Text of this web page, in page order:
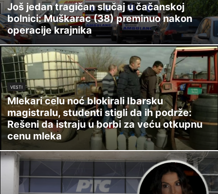
Još jedan tragičan slučaj u čačanskoj
bolnici: Muškarac (38) preminuo nakon
operacije krajnika
VESTI
Mlekari celu noć blokirali Ibarsku
magistralu, studenti stigli da ih podrže:
Rešeni da istraju u borbi za veću otkupnu
cenu mleka